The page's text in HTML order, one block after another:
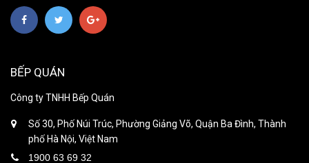
BẾP QUÁN
Công ty TNHH Bếp Quán
Số 30, Phố Núi Trúc, Phường Giảng Võ, Quận Ba Đình, Thành
phố Hà Nội, Việt Nam
1900 63 69 32